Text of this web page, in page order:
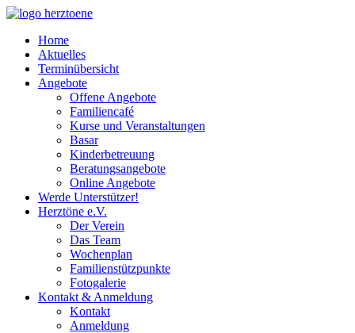
Home
Aktuelles
Terminübersicht
Angebote
Offene Angebote
Familiencafé
Kurse und Veranstaltungen
Basar
Kinderbetreuung
Beratungsangebote
Online Angebote
Werde Unterstützer!
Herztöne e.V.
Der Verein
Das Team
Wochenplan
Familienstützpunkte
Fotogalerie
Kontakt & Anmeldung
Kontakt
Anmeldung